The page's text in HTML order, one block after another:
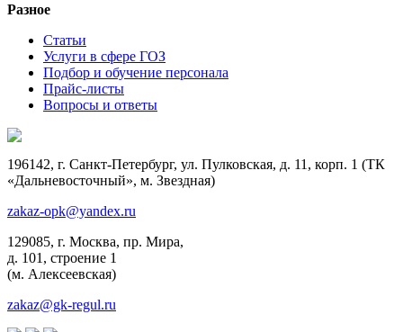
Разное
Статьи
Услуги в сфере ГОЗ
Подбор и обучение персонала
Прайс-листы
Вопросы и ответы
196142, г. Санкт-Петербург, ул. Пулковская, д. 11, корп. 1 (ТК
«Дальневосточный», м. Звездная)
zakaz-opk@yandex.ru
129085, г. Москва, пр. Мира,
д. 101, строение 1
(м. Алексеевская)
zakaz@gk-regul.ru